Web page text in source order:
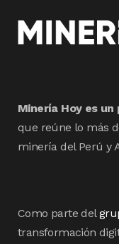
Minería Hoy es
que reúne lo más
minería del Perú y
Como parte del
transformación